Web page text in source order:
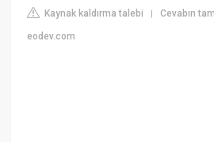
Kaynak kaldırma talebi |Cevabın
eodev.com